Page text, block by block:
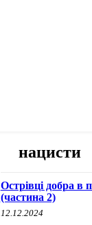
нацисти
Острівці добра в
(частина 2)
12.12.2024